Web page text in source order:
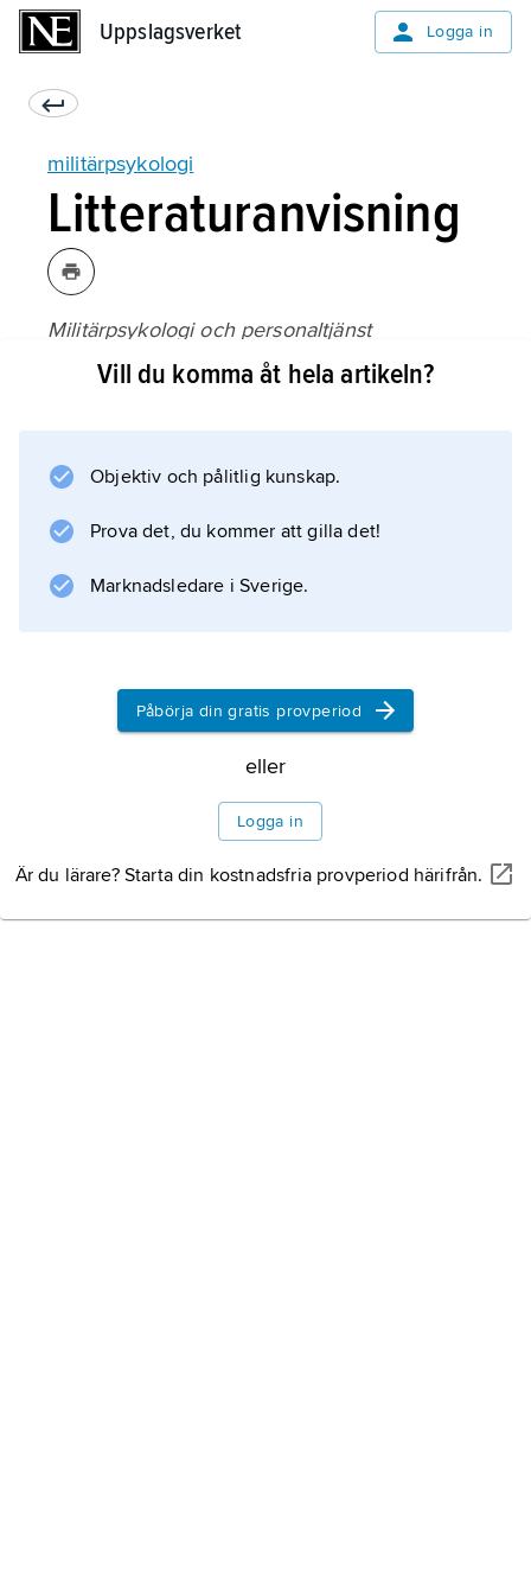
Uppslagsverket Logga in
militärpsykologi
Litteraturanvisning
Militärpsykologi och personaltjänst
, SOU 1952:40;
Information om artikeln
Vill du komma åt hela artikeln?
Objektiv och pålitlig kunskap.
Prova det, du kommer att gilla det!
Marknadsledare i Sverige.
Påbörja din gratis provperiod
eller
Logga in
Är du lärare? Starta din kostnadsfria provperiod härifrån.